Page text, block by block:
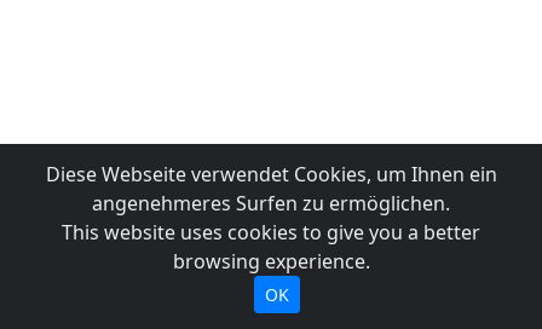
Diese Webseite verwendet Cookies, um Ihnen ein
angenehmeres Surfen zu ermöglichen.
This website uses cookies to give you a better
browsing experience.
OK